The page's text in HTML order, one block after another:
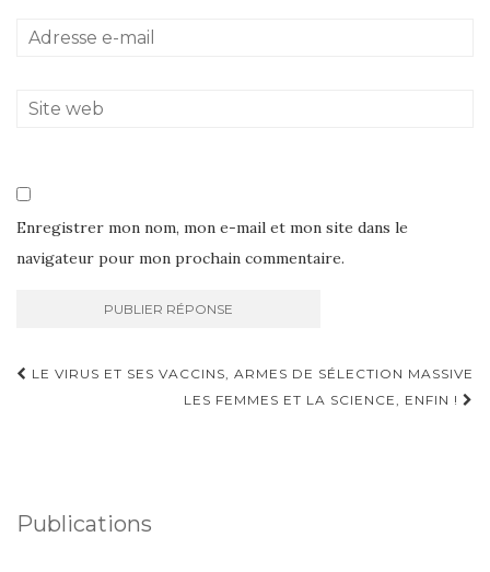
Enregistrer mon nom, mon e-mail et mon site dans le
navigateur pour mon prochain commentaire.
Navigation
LE VIRUS ET SES VACCINS, ARMES DE SÉLECTION MASSIVE
LES FEMMES ET LA SCIENCE, ENFIN !
Publications